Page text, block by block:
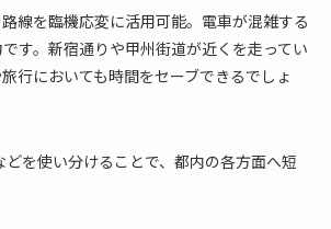
線を臨機応変に活用可能。電車が混雑する
す。新宿通りや甲州街道が近くを走ってい
行においても時間をセーブできるでしょ
を使い分けることで、都内の各方面へ短